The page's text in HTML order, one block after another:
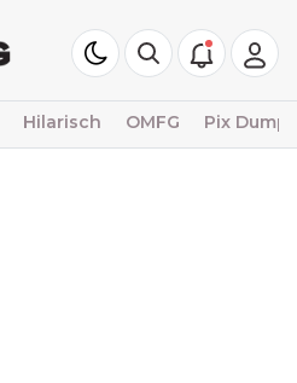
Hilarisch OMFG Pix Dump